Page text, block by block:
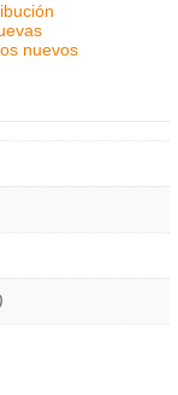
nuevos